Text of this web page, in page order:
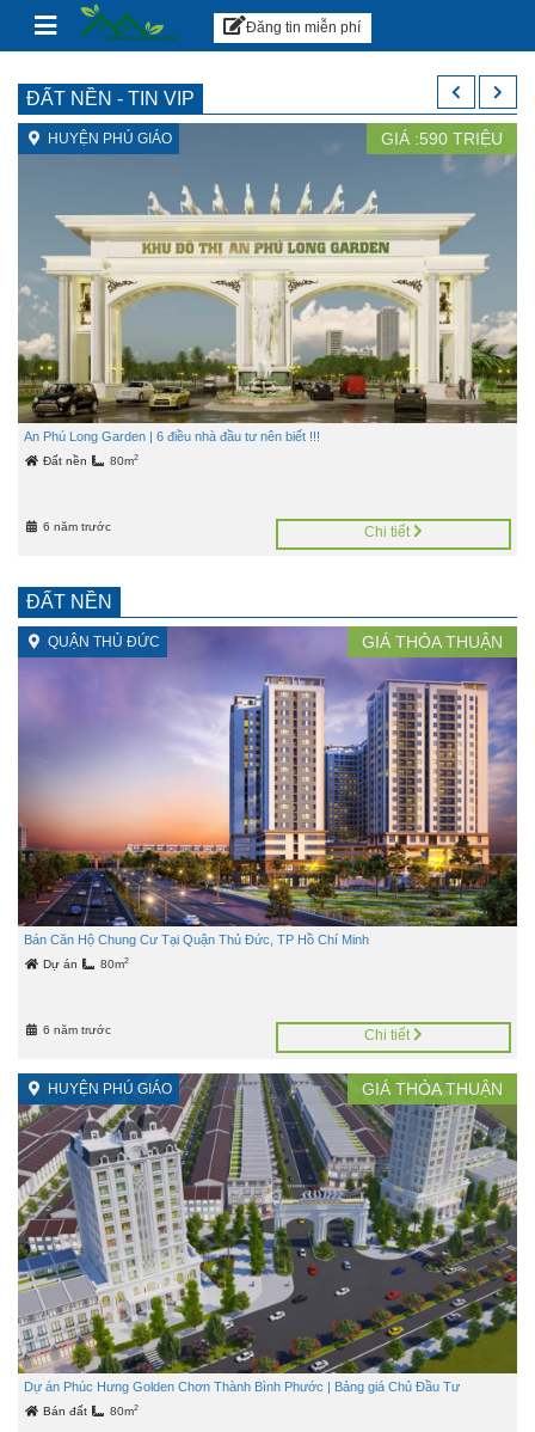
Skip to content Căn hộ Sài Gòn
Đăng tin miễn phí
ĐẤT NỀN - TIN VIP
HUYỆN PHÚ GIÁO GIÁ :590 TRIỆU
An Phú Long Garden | 6 điều nhà đầu tư nên biết !!!
Đất nền 80m2
6 năm trước Chi tiết
ĐẤT NỀN
QUẬN THỦ ĐỨC GIÁ THỎA THUẬN
Bán Căn Hộ Chung Cư Tại Quận Thủ Đức, TP Hồ Chí Minh
Dự án 80m2
6 năm trước Chi tiết
HUYỆN PHÚ GIÁO GIÁ THỎA THUẬN
Dự án Phúc Hưng Golden Chơn Thành Bình Phước | Bảng giá Chủ Đầu Tư
Bán đất 80m2